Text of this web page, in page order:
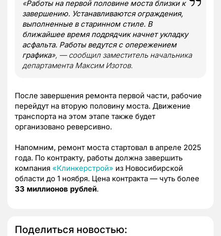
«Работы на первой половине моста близки к
завершению. Устанавливаются ограждения,
выполненные в старинном стиле. В
ближайшее время подрядчик начнет укладку
асфальта. Работы ведутся с опережением
графика», — сообщил заместитель начальника
департамента Максим Изотов.
После завершения ремонта первой части, рабочие
перейдут на вторую половину моста. Движение
транспорта на этом этапе также будет
организовано реверсивно.
Напомним, ремонт моста стартовал в апреле 2025
года. По контракту, работы должна завершить
компания «Клинкерстрой» из Новосибирской
области до 1 ноября. Цена контракта — чуть более
33 миллионов рублей.
Поделиться новостью: